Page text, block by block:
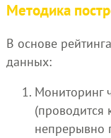
Методика
В основе
данных:
Мониторинг
непрерывно